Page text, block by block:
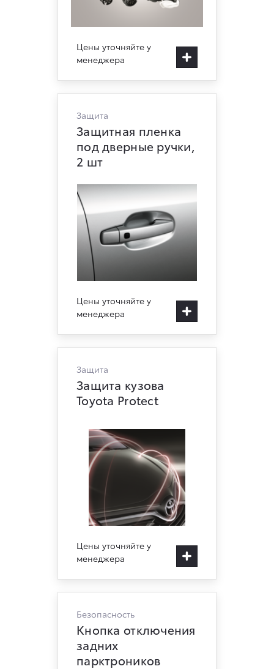
Цены уточняйте у
менеджера
Защита
Защитная пленка
под дверные ручки,
2 шт
Цены уточняйте у
менеджера
Защита
Защита кузова
Toyota Protect
Цены уточняйте у
менеджера
Безопасность
Кнопка отключения
задних
парктроников